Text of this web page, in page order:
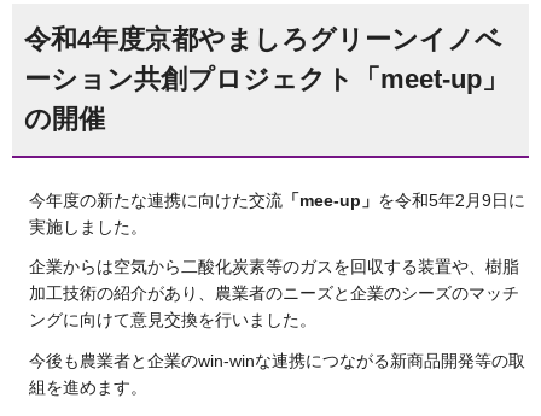
令和4年度京都やましろグリーンイノベ
ーション共創プロジェクト「meet-up」
の開催
今年度の新たな連携に向けた交流 「mee-up」 を令和5年2月9日に
実施しました。
企業からは空気から二酸化炭素等のガスを回収する装置や、樹脂
加工技術の紹介があり、農業者のニーズと企業のシーズのマッチ
ングに向けて意見交換を行いました。
今後も農業者と企業のwin-winな連携につながる新商品開発等の取
組を進めます。